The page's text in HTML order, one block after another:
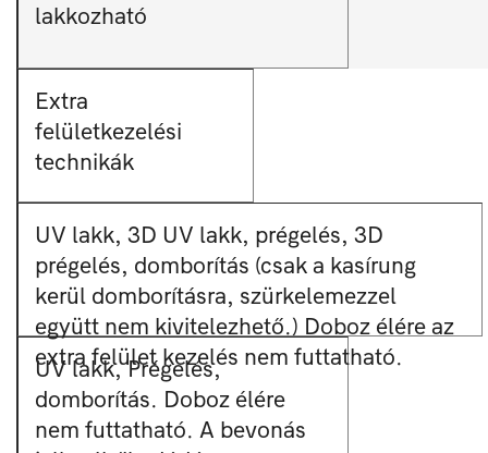
lakkozható
Extra
felületkezelési
technikák
UV lakk, 3D UV lakk, prégelés, 3D
prégelés, domborítás (csak a kasírung
kerül domborításra, szürkelemezzel
együtt nem kivitelezhető.) Doboz élére az
extra felület kezelés nem futtatható.
UV lakk, Prégelés,
domborítás. Doboz élére
nem futtatható. A bevonás